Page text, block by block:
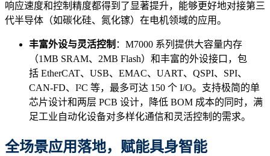
响应速度和控制精度都得到了显著提升，能够更好地对接第三
代半导体（如碳化硅、氮化镓）在电机领域的应用。
丰富外设与灵活控制 ：M7000 系列提供大容量内存
（1MB SRAM、2MB Flash）和丰富的外设接口，包
括 EtherCAT、USB、EMAC、UART、QSPI、SPI、
CAN-FD、I²C 等，最多可达 150 个 I/O。支持极简的单
芯片设计和两层 PCB 设计，降低 BOM 成本的同时，满
足工业自动化设备对多样化通信和灵活控制的需求。
全场景应用落地， 赋能具身智能